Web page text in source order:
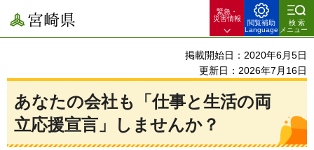
宮崎県
緊急・
災害情報
閲覧補助
Language
検索
メニュー
掲載開始日：2020年6月5日
更新日：2026年7月16日
あなたの会社も「仕事と生活の両
立応援宣言」しませんか？